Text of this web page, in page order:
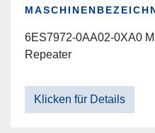
6ES7972-0AA02-0XA0
Repeater
Klicken für Details